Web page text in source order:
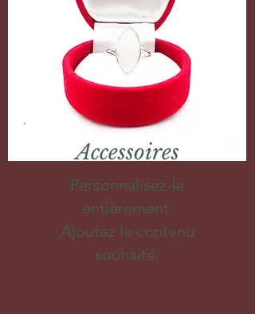
Accessoires
Personnalisez-le
entièrement.
Ajoutez le contenu
souhaité.